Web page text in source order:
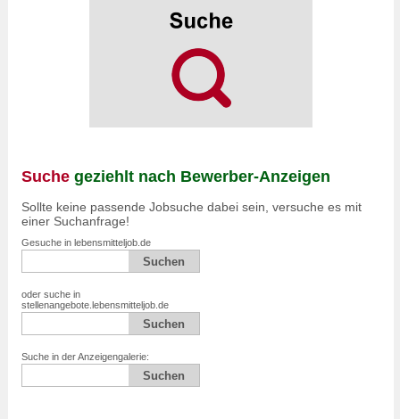
Suche geziehlt nach Bewerber-Anzeigen
Sollte keine passende Jobsuche dabei sein, versuche es mit
einer Suchanfrage!
Gesuche in lebensmitteljob.de
oder suche in
stellenangebote.lebensmitteljob.de
Suche in der Anzeigengalerie: